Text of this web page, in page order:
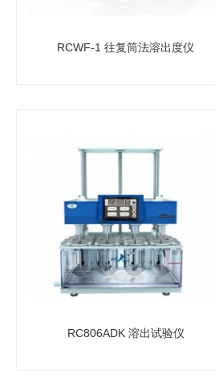
RCWF-1 往复筒法溶出度仪
RC806ADK 溶出试验仪